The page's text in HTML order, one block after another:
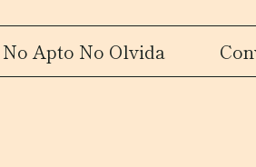
No Apto No Olvida